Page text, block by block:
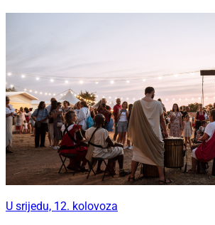
U srijedu, 12. kolovoza